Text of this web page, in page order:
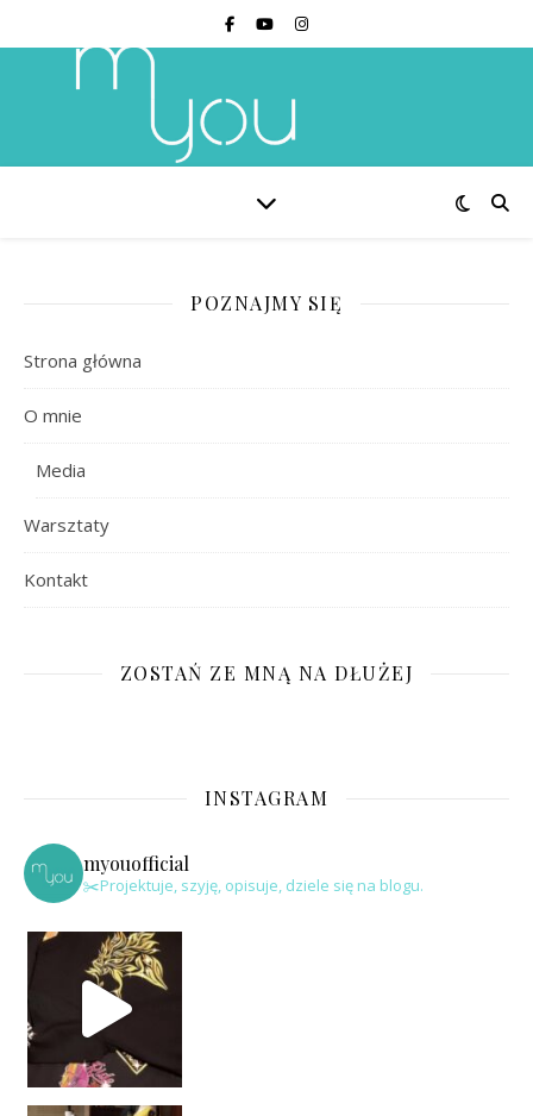
POZNAJMY SIĘ
Strona główna
O mnie
Media
Warsztaty
Kontakt
ZOSTAŃ ZE MNĄ NA DŁUŻEJ
INSTAGRAM
myouofficial
✂️Projektuje, szyję, opisuje, dziele się na blogu.